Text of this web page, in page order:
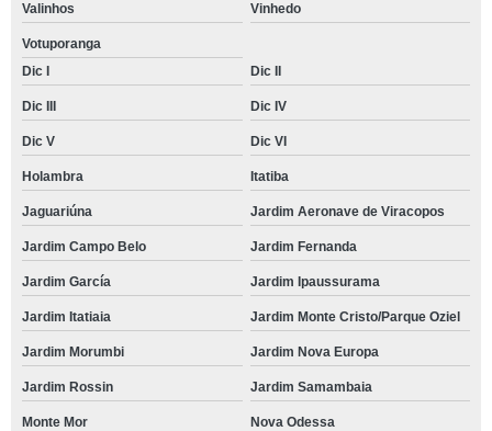
Valinhos Vinhedo
Votuporanga
Dic I
Dic II
Dic III Dic IV
Dic V Dic VI
Holambra Itatiba
Jaguariúna Jardim Aeronave de Viracopos
Jardim Campo Belo Jardim Fernanda
Jardim García Jardim Ipaussurama
Jardim Itatiaia Jardim Monte Cristo/Parque Oziel
Jardim Morumbi Jardim Nova Europa
Jardim Rossin Jardim Samambaia
Monte Mor Nova Odessa